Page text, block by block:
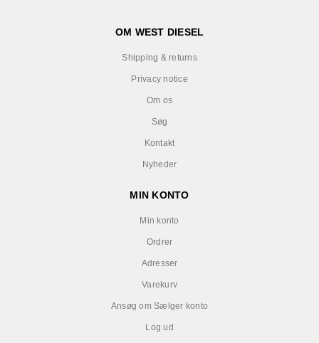
OM WEST DIESEL
Shipping & returns
Privacy notice
Om os
Søg
Kontakt
Nyheder
MIN KONTO
Min konto
Ordrer
Adresser
Varekurv
Ansøg om Sælger konto
Log ud